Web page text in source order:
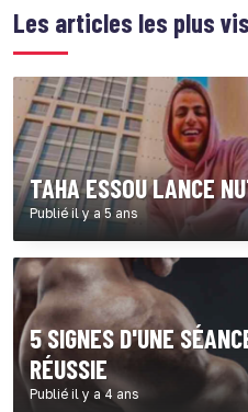
Les articles les plus
TAHA ESSOU LANCE
Publié il y a 5 ans
5 SIGNES D'UNE
RÉUSSIE
Publié il y a 4 ans